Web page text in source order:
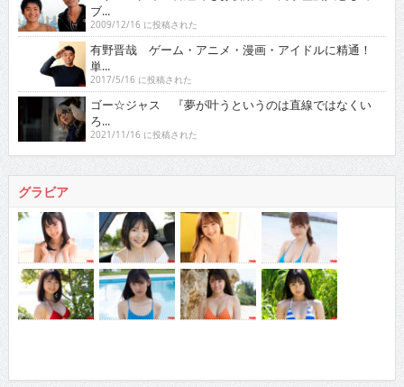
ブ...
2009/12/16 に投稿された
有野晋哉 ゲーム・アニメ・漫画・アイドルに精通！
単...
2017/5/16 に投稿された
ゴー☆ジャス 『夢が叶うというのは直線ではなくい
ろ...
2021/11/16 に投稿された
グラビア